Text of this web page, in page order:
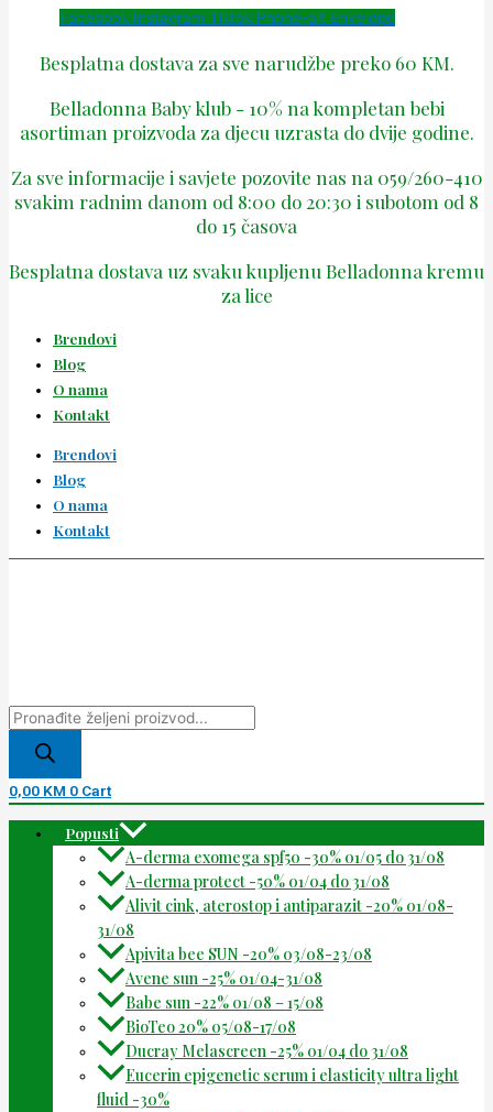
Facebook Instagram Tiktok Phone-alt Envelope
Besplatna dostava za sve narudžbe preko 60 KM.
Belladonna Baby klub - 10% na kompletan bebi
asortiman proizvoda za djecu uzrasta do dvije godine.
Za sve informacije i savjete pozovite nas na 059/260-410
svakim radnim danom od 8:00 do 20:30 i subotom od 8
do 15 časova
Besplatna dostava uz svaku kupljenu Belladonna kremu
za lice
Brendovi
Blog
O nama
Kontakt
Brendovi
Blog
O nama
Kontakt
0,00 KM 0 Cart
Popusti
A-derma exomega spf50 -30% 01/05 do 31/08
A-derma protect -50% 01/04 do 31/08
Alivit cink, aterostop i antiparazit -20% 01/08-
31/08
Apivita bee SUN -20% 03/08-23/08
Avene sun -25% 01/04-31/08
Babe sun -22% 01/08 – 15/08
BioTeo 20% 05/08-17/08
Ducray Melascreen -25% 01/04 do 31/08
Eucerin epigenetic serum i elasticity ultra light
fluid -30%